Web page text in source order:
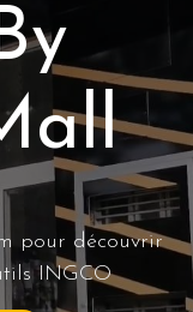
pour découvrir
INGCO